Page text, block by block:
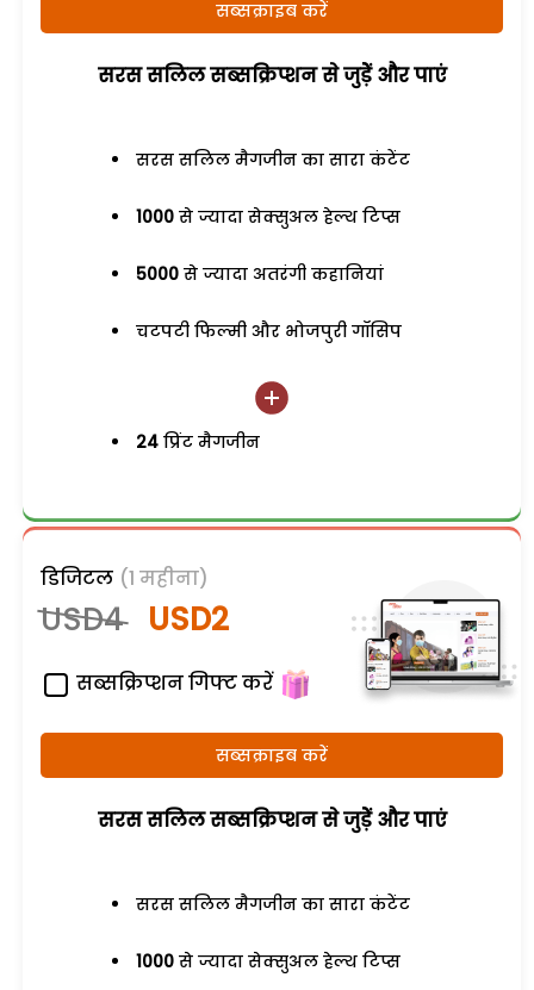
सब्सक्राइब करें
सरस सलिल सब्सक्रिप्शन से जुड़ेें और पाएं
सरस सलिल मैगजीन का सारा कंटेंट
1000 से ज्यादा सेक्सुअल हेल्थ टिप्स
5000 से ज्यादा अतरंगी कहानियां
चटपटी फिल्मी और भोजपुरी गॉसिप
24 प्रिंट मैगजीन
डिजिटल (1 महीना)
USD4 USD2
सब्सक्रिप्शन गिफ्ट करें
सब्सक्राइब करें
सरस सलिल सब्सक्रिप्शन से जुड़ेें और पाएं
सरस सलिल मैगजीन का सारा कंटेंट
1000 से ज्यादा सेक्सुअल हेल्थ टिप्स